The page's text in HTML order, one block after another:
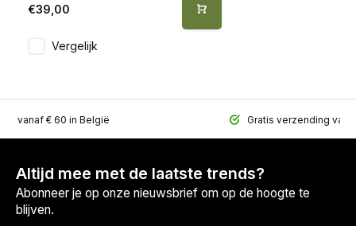
€39,00
Vergelijk
vanaf € 60 in België Gratis verzending
Altijd mee met de laatste trends?
Abonneer je op onze nieuwsbrief om op de hoogte te
blijven.